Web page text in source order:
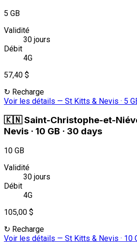
5 GB
Validité
30 jours
Débit
4G
57,40 $
↻ Recharge
Voir les détails — St Kitts & Nevis · 5
🇰🇳Saint-Christophe-et-
Nevis · 10 GB · 30 days
10 GB
Validité
30 jours
Débit
4G
105,00 $
↻ Recharge
Voir les détails — St Kitts & Nevis · 10